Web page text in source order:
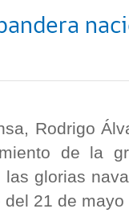
Rodrigo
de la
glorias
21 de mayo